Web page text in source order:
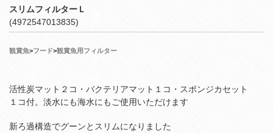
スリムフィルターＬ
(4972547013835)
観賞魚>フード>観賞魚用フィルター
活性炭マット２コ・バクテリアマット１コ・スポンジカセット
１コ付。淡水にも海水にもご使用いただけます
新ろ過構造でグーンとスリムになりました